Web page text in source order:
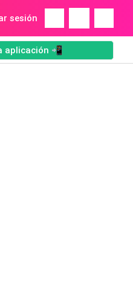
sesión
aplicación 📲